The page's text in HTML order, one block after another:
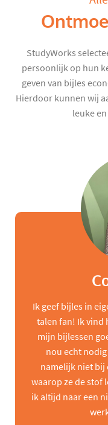
StudyWorks
persoonlijk op hun
geven van bijles
Hierdoor kunnen wij
leuke
Ik geef bijles in
talen fan! Ik vind
mijn bijlessen
nou echt
namelijk niet bij
waarop ze de stof
ik altijd naar een